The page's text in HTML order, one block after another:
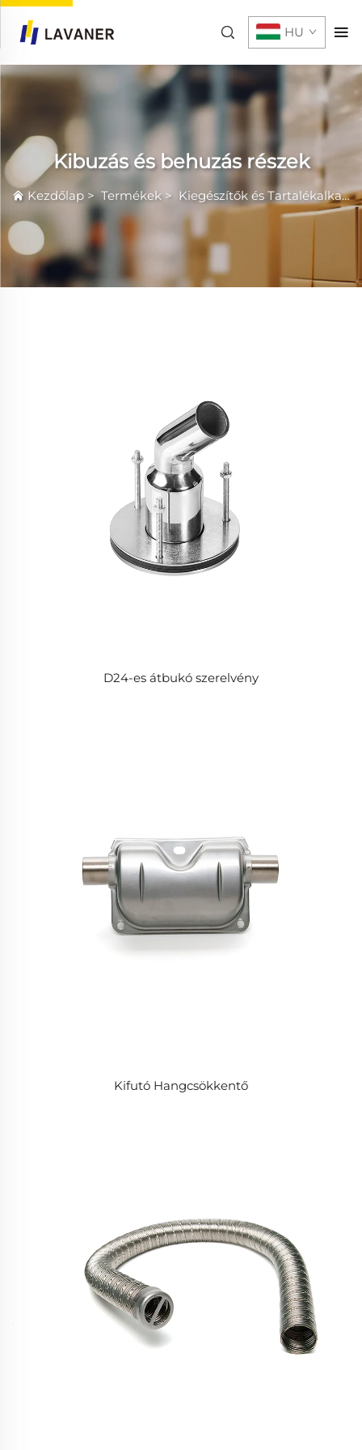
HU
Kibuzás és behuzás részek
Kezdőlap >Termékek> Kiegészítők és Tartalékalkatrészek
D24-es átbukó szerelvény
Kifutó Hangcsökkentő